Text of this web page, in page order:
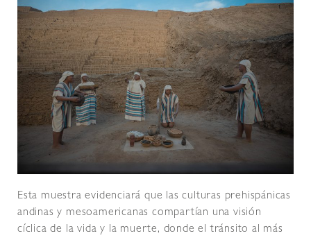
Esta muestra evidenciará que las culturas prehispánicas
andinas y mesoamericanas compartían una visión
cíclica de la vida y la muerte, donde el tránsito al más